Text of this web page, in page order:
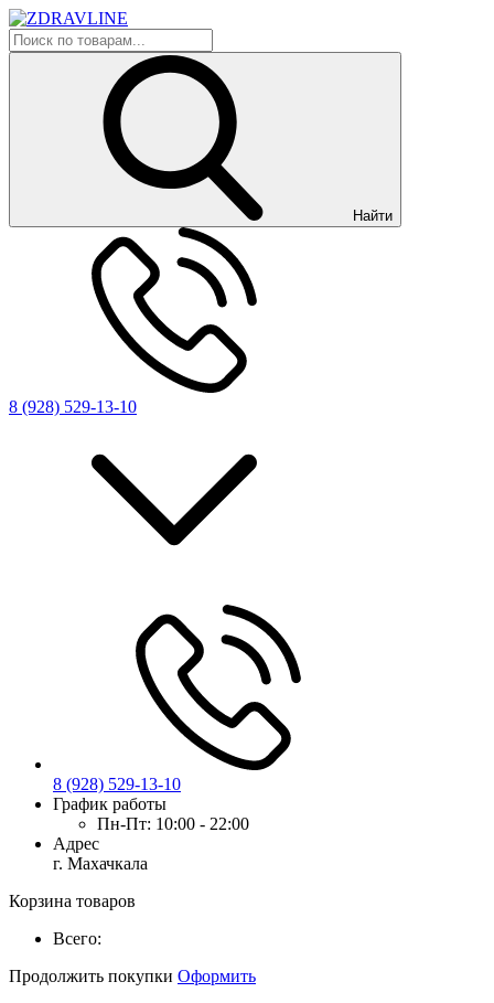
Найти
8 (928) 529-13-10
8 (928) 529-13-10
График работы
Пн-Пт: 10:00 - 22:00
Адрес
г. Махачкала
Корзина товаров
Всего:
Продолжить покупки Оформить